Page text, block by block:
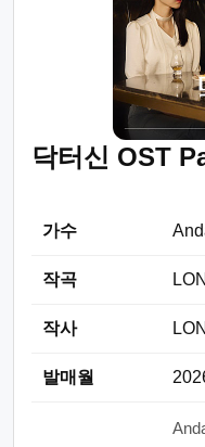
닥터신 OST
가수
작곡
작사
발매월